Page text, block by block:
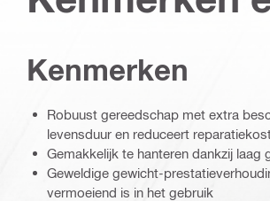
Kenmerken
Robuust gereedschap met extra
levensduur en reduceert
Gemakkelijk te hanteren dankzij
Geweldige gewicht-
vermoeiend is in het gebruik